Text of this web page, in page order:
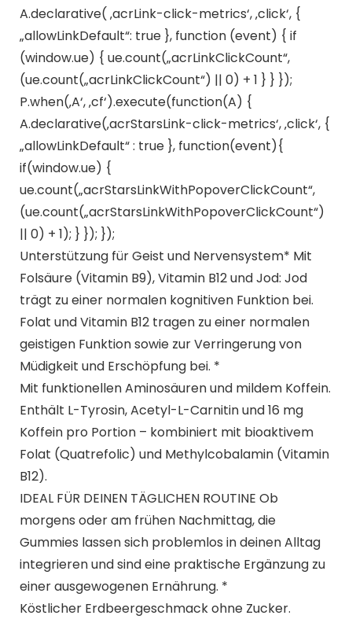
A.declarative( ‚acrLink-click-metrics‘, ‚click‘, {
„allowLinkDefault“: true }, function (event) { if
(window.ue) { ue.count(„acrLinkClickCount“,
(ue.count(„acrLinkClickCount“) || 0) + 1 } } });
P.when(‚A‘, ‚cf‘).execute(function(A) {
A.declarative(‚acrStarsLink-click-metrics‘, ‚click‘, {
„allowLinkDefault“ : true }, function(event){
if(window.ue) {
ue.count(„acrStarsLinkWithPopoverClickCount“,
(ue.count(„acrStarsLinkWithPopoverClickCount“)
|| 0) + 1); } }); });
Unterstützung für Geist und Nervensystem* Mit
Folsäure (Vitamin B9), Vitamin B12 und Jod: Jod
trägt zu einer normalen kognitiven Funktion bei.
Folat und Vitamin B12 tragen zu einer normalen
geistigen Funktion sowie zur Verringerung von
Müdigkeit und Erschöpfung bei. *
Mit funktionellen Aminosäuren und mildem Koffein.
Enthält L-Tyrosin, Acetyl-L-Carnitin und 16 mg
Koffein pro Portion – kombiniert mit bioaktivem
Folat (Quatrefolic) und Methylcobalamin (Vitamin
B12).
IDEAL FÜR DEINEN TÄGLICHEN ROUTINE Ob
morgens oder am frühen Nachmittag, die
Gummies lassen sich problemlos in deinen Alltag
integrieren und sind eine praktische Ergänzung zu
einer ausgewogenen Ernährung. *
Köstlicher Erdbeergeschmack ohne Zucker.